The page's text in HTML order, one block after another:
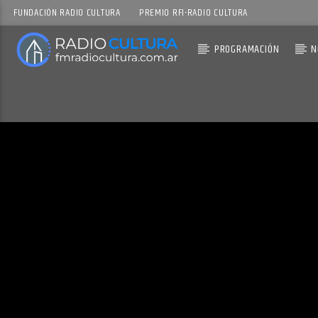
FUNDACIÓN RADIO CULTURA PREMIO RFI-RADIO CULTURA
PROGRAMACIÓN